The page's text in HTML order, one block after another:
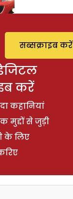
करें
कहानियां
मुद्दों से जुड़ी
के लिए
सब्सक्राइब करें